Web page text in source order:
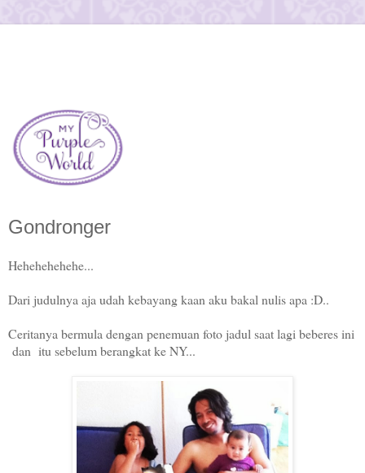
Gondronger
Hehehehehehe...
Dari judulnya aja udah kebayang kaan aku bakal nulis apa :D..
Ceritanya bermula dengan penemuan foto jadul saat lagi beberes ini
dan itu sebelum berangkat ke NY...